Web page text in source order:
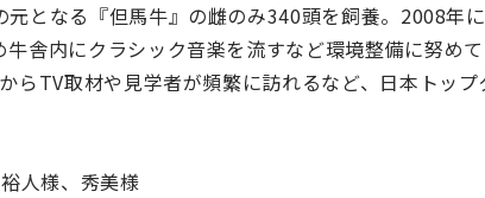
となる『但馬牛』の雌のみ340頭を飼養。2008年
舎内にクラシック音楽を流すなど環境整備に努め
らTV取材や見学者が頻繁に訪れるなど、日本トップ
人様、秀美様